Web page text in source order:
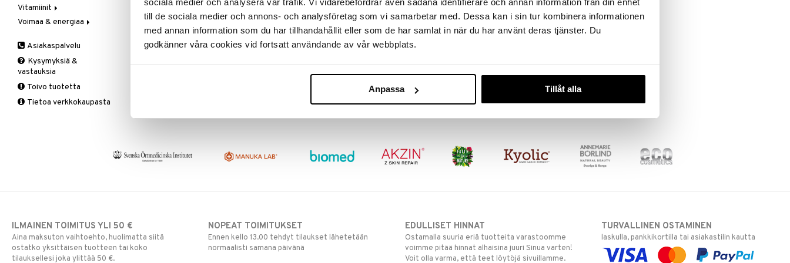
sociala medier och analysera vår trafik. Vi vidarebefordrar även sådana identifierare och annan information från din enhet
till de sociala medier och annons- och analysföretag som vi samarbetar med. Dessa kan i sin tur kombinera informationen
med annan information som du har tillhandahållit eller som de har samlat in när du har använt deras tjänster. Du
godkänner våra cookies vid fortsatt användande av vår webbplats.
Anpassa Tillåt alla
Verisuonia vahvistavat
Kivunlievitys
Muuta
Juomat
Kuidut
Ruuansulatus
Suolisto
C-vitamiini
Estävä & helpottava
Muut
Valkosipuli
Yskään
Vitamiinit
A, D, E & K
B-vitamiinit
C-vitamiinit
Miehet
Multimineraalit
Voimaa & energiaa
Muut
Q-10
Schizandra
Suorituskyky
Asiakaspalvelu
Kysymyksiä &
vastauksia
Toivo tuotetta
Tietoa verkkokaupasta
ILMAINEN TOIMITUS YLI 50 €
Aina maksuton vaihtoehto, huolimatta siitä
ostatko yksittäisen tuotteen tai koko
tilauksellesi joka ylittää 50 €.
NOPEAT TOIMITUKSET
Ennen kello 13.00 tehdyt tilaukset lähetetään
normaalisti samana päivänä
EDULLISET HINNAT
Ostamalla suuria eriä tuotteita varastoomme
voimme pitää hinnat alhaisina juuri Sinua varten!
Voit olla varma, että teet löytöjä sivuillamme.
TURVALLINEN OSTAMINEN
laskulla, pankkikortilla tai asiakastilin kautta